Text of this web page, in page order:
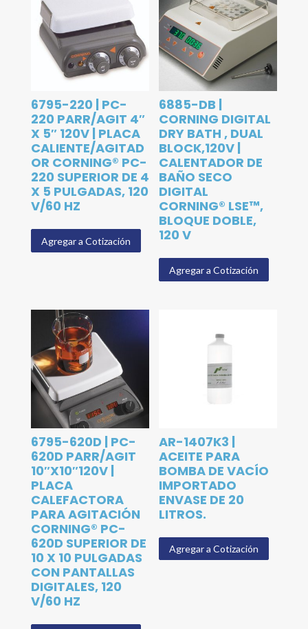
6795-220 | PC-
220 PARR/AGIT 4″
X 5″ 120V | PLACA
CALIENTE/AGITAD
OR CORNING® PC-
220 SUPERIOR DE 4
X 5 PULGADAS, 120
V/60 HZ
Agregar a Cotización
6885-DB |
CORNING DIGITAL
DRY BATH , DUAL
BLOCK,120V |
CALENTADOR DE
BAÑO SECO
DIGITAL
CORNING® LSE™,
BLOQUE DOBLE,
120 V
Agregar a Cotización
6795-620D | PC-
620D PARR/AGIT
10″X10″120V |
PLACA
CALEFACTORA
PARA AGITACIÓN
CORNING® PC-
620D SUPERIOR DE
10 X 10 PULGADAS
CON PANTALLAS
DIGITALES, 120
V/60 HZ
AR-1407K3 |
ACEITE PARA
BOMBA DE VACÍO
IMPORTADO
ENVASE DE 20
LITROS.
Agregar a Cotización